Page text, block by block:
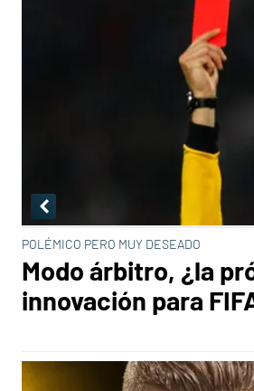
POLÉMICO PERO MUY DESEADO
Modo árbitro, ¿la
innovación para